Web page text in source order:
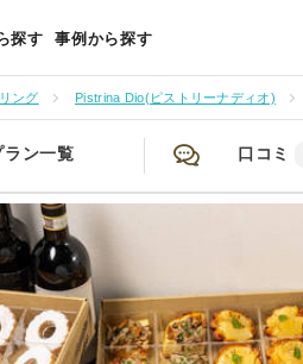
探す 事例から探す
ング Pistrina Dio(ピストリーナディオ)
ラン一覧 口コミ